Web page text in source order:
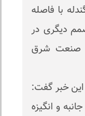
۲۰۶ هزار و ۲۹۴ تن گندله با فاصله
دیگری در
صنعت شرق
این خبر گفت:
و انگیزه